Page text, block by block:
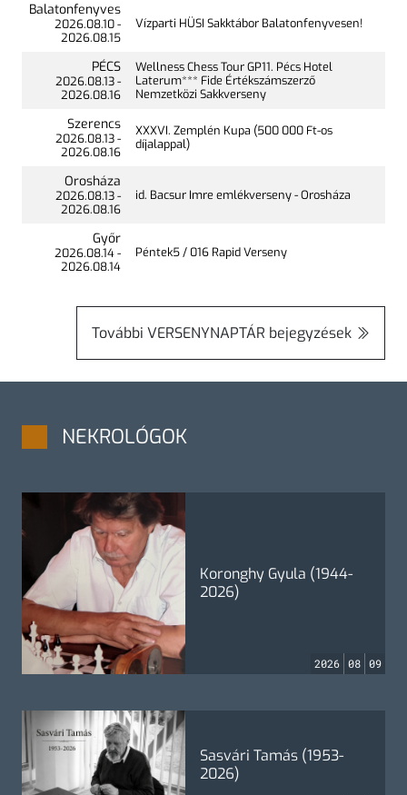
Balatonfenyves
2026.08.10-
2026.08.15
Vízparti HÜSI Sakktábor Balatonfenyvesen!
PÉCS
2026.08.13-
2026.08.16
Wellness Chess Tour GP11. Pécs Hotel
Laterum*** Fide Értékszámszerző
Nemzetközi Sakkverseny
Szerencs
2026.08.13-
2026.08.16
XXXVI. Zemplén Kupa (500 000 Ft-os
díjalappal)
Orosháza
2026.08.13-
2026.08.16
id. Bacsur Imre emlékverseny - Orosháza
Győr
2026.08.14-
2026.08.14
Péntek5 / 016 Rapid Verseny
További VERSENYNAPTÁR bejegyzések
NEKROLÓGOK
Koronghy Gyula (1944-
2026)
2026 08 09
Sasvári Tamás (1953-
2026)